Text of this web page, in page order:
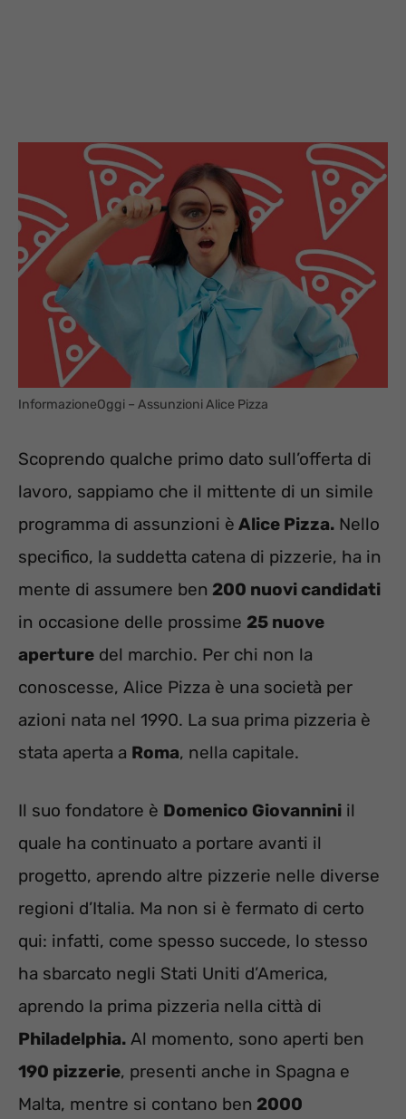
InformazioneOggi – Assunzioni Alice Pizza
Scoprendo qualche primo dato sull’offerta di
lavoro, sappiamo che il mittente di un simile
programma di assunzioni è Alice Pizza. Nello
specifico, la suddetta catena di pizzerie, ha in
mente di assumere ben 200 nuovi candidati
in occasione delle prossime 25 nuove
aperture del marchio. Per chi non la
conoscesse, Alice Pizza è una società per
azioni nata nel 1990. La sua prima pizzeria è
stata aperta a Roma, nella capitale.
Il suo fondatore è Domenico Giovannini il
quale ha continuato a portare avanti il
progetto, aprendo altre pizzerie nelle diverse
regioni d’Italia. Ma non si è fermato di certo
qui: infatti, come spesso succede, lo stesso
ha sbarcato negli Stati Uniti d’America,
aprendo la prima pizzeria nella città di
Philadelphia. Al momento, sono aperti ben
190 pizzerie, presenti anche in Spagna e
Malta, mentre si contano ben 2000